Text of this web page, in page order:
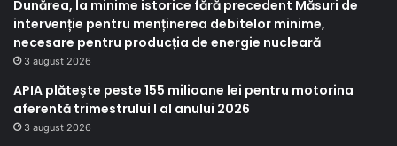
Dunărea, la minime istorice fără precedent Măsuri de
intervenție pentru menținerea debitelor minime,
necesare pentru producția de energie nucleară
3 august 2026
APIA plătește peste 155 milioane lei pentru motorina
aferentă trimestrului I al anului 2026
3 august 2026